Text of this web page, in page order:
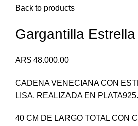
Back to products
Gargantilla
AR$ 48.000,00
CADENA VENECIANA CON
LISA, REALIZADA EN PLATA925.
40 CM DE LARGO TOTAL CON